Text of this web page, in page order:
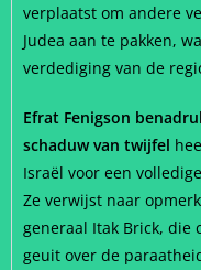
verplaatst om andere
Judea aan te pakken,
verdediging van de
Efrat Fenigson
schaduw van twijfel
Israël voor een
Ze verwijst naar
generaal Itak Brick, die
geuit over de